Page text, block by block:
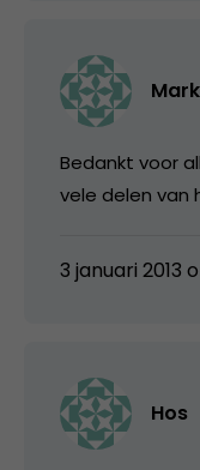
Bedankt voor
vele delen van
3 januari 2013
Hos